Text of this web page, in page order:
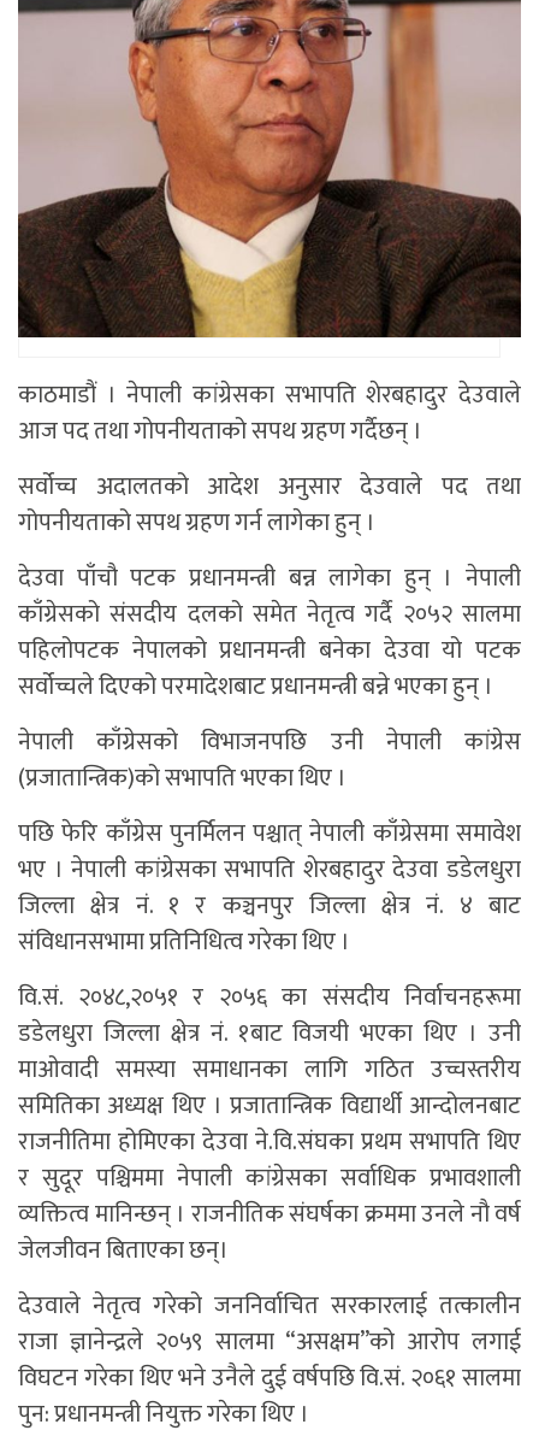
काठमाडौं । नेपाली कांग्रेसका सभापति शेरबहादुर देउवाले
आज पद तथा गोपनीयताको सपथ ग्रहण गर्दैछन् ।
सर्वोच्च अदालतको आदेश अनुसार देउवाले पद तथा
गोपनीयताको सपथ ग्रहण गर्न लागेका हुन् ।
देउवा पाँचौ पटक प्रधानमन्त्री बन्न लागेका हुन् । नेपाली
काँग्रेसको संसदीय दलको समेत नेतृत्व गर्दै २०५२ सालमा
पहिलोपटक नेपालको प्रधानमन्त्री बनेका देउवा यो पटक
सर्वोच्चले दिएको परमादेशबाट प्रधानमन्त्री बन्ने भएका हुन् ।
नेपाली काँग्रेसको विभाजनपछि उनी नेपाली कांग्रेस
(प्रजातान्त्रिक)को सभापति भएका थिए ।
पछि फेरि काँग्रेस पुनर्मिलन पश्चात् नेपाली काँग्रेसमा समावेश
भए । नेपाली कांग्रेसका सभापति शेरबहादुर देउवा डडेलधुरा
जिल्ला क्षेत्र नं. १ र कञ्चनपुर जिल्ला क्षेत्र नं. ४ बाट
संविधानसभामा प्रतिनिधित्व गरेका थिए ।
वि.सं. २०४८,२०५१ र २०५६ का संसदीय निर्वाचनहरूमा
डडेलधुरा जिल्ला क्षेत्र नं. १बाट विजयी भएका थिए । उनी
माओवादी समस्या समाधानका लागि गठित उच्चस्तरीय
समितिका अध्यक्ष थिए । प्रजातान्त्रिक विद्यार्थी आन्दोलनबाट
राजनीतिमा होमिएका देउवा ने.वि.संघका प्रथम सभापति थिए
र सुदूर पश्चिममा नेपाली कांग्रेसका सर्वाधिक प्रभावशाली
व्यक्तित्व मानिन्छन् । राजनीतिक संघर्षका क्रममा उनले नौ वर्ष
जेलजीवन बिताएका छन्।
देउवाले नेतृत्व गरेको जननिर्वाचित सरकारलाई तत्कालीन
राजा ज्ञानेन्द्रले २०५९ सालमा “असक्षम”को आरोप लगाई
विघटन गरेका थिए भने उनैले दुई वर्षपछि वि.सं. २०६१ सालमा
पुन: प्रधानमन्त्री नियुक्त गरेका थिए ।